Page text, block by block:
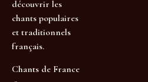
découvrir les
chants populaires
et traditionnels
français.
Chants de France